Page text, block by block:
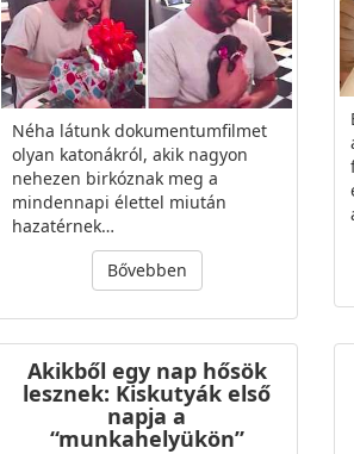
Néha látunk dokumentumfilmet
olyan katonákról, akik nagyon
nehezen birkóznak meg a
mindennapi élettel miután
hazatérnek…
Bővebben
Akikből egy nap hősök
lesznek: Kiskutyák első
napja a
“munkahelyükön”